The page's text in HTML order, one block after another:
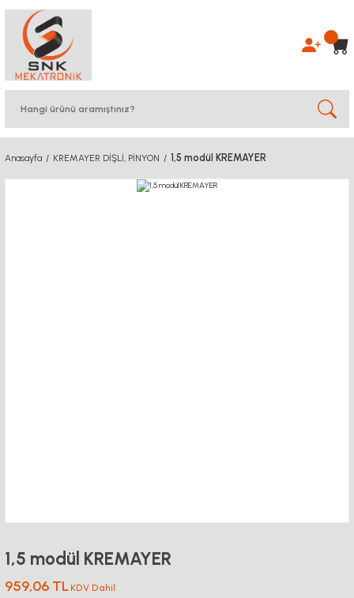
Anasayfa KREMAYER DİŞLİ, PİNYON 1,5 modül KREMAYER
1,5 modül KREMAYER
959,06 TL KDV Dahil